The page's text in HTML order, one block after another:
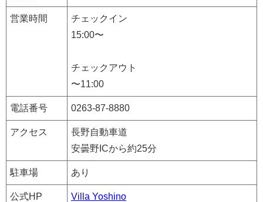
営業時間
チェックイン
15:00〜
チェックアウト
〜11:00
電話番号 0263-87-8880
アクセス
長野自動車道
安曇野ICから約25分
駐車場 あり
公式HP Villa Yoshino